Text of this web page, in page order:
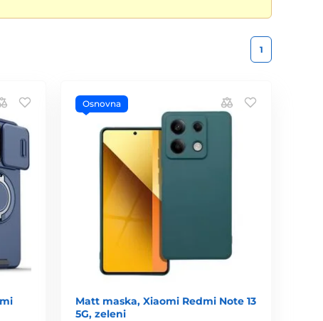
1
Osnovna
Matt maska, Xiaomi Redmi Note 13
5G, zeleni